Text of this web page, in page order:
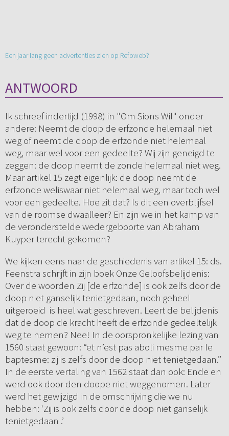
Een jaar lang geen advertenties zien op Refoweb?
ANTWOORD
Ik schreef indertijd (1998) in "Om Sions Wil" onder
andere: Neemt de doop de erfzonde helemaal niet
weg of neemt de doop de erfzonde niet helemaal
weg, maar wel voor een gedeelte? Wij zijn geneigd te
zeggen: de doop neemt de zonde helemaal niet weg.
Maar artikel 15 zegt eigenlijk: de doop neemt de
erfzonde weliswaar niet helemaal weg, maar toch wel
voor een gedeelte. Hoe zit dat? Is dit een overblijfsel
van de roomse dwaalleer? En zijn we in het kamp van
de veronderstelde wedergeboorte van Abraham
Kuyper terecht gekomen?
We kijken eens naar de geschiedenis van artikel 15: ds.
Feenstra schrijft in zijn boek Onze Geloofsbelijdenis:
Over de woorden Zij [de erfzonde] is ook zelfs door de
doop niet ganselijk tenietgedaan, noch geheel
uitgeroeid is heel wat geschreven. Leert de belijdenis
dat de doop de kracht heeft de erfzonde gedeeltelijk
weg te nemen? Nee! In de oorspronkelijke lezing van
1560 staat gewoon: “et n’est pas aboli mesme par le
baptesme: zij is zelfs door de doop niet tenietgedaan.”
In de eerste vertaling van 1562 staat dan ook: Ende en
werd ook door den doope niet weggenomen. Later
werd het gewijzigd in de omschrijving die we nu
hebben: ‘Zij is ook zelfs door de doop niet ganselijk
tenietgedaan .’